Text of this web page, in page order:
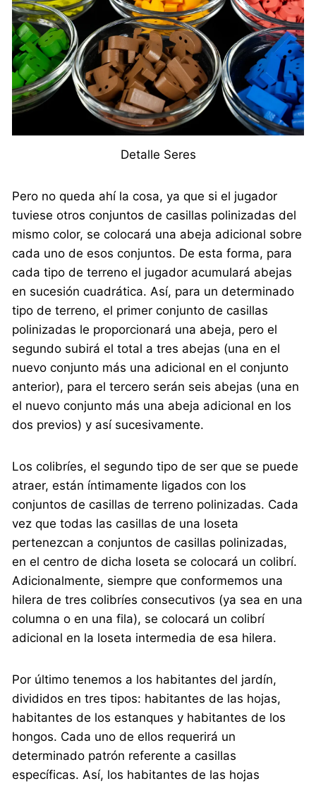
Detalle Seres
Pero no queda ahí la cosa, ya que si el jugador
tuviese otros conjuntos de casillas polinizadas del
mismo color, se colocará una abeja adicional sobre
cada uno de esos conjuntos. De esta forma, para
cada tipo de terreno el jugador acumulará abejas
en sucesión cuadrática. Así, para un determinado
tipo de terreno, el primer conjunto de casillas
polinizadas le proporcionará una abeja, pero el
segundo subirá el total a tres abejas (una en el
nuevo conjunto más una adicional en el conjunto
anterior), para el tercero serán seis abejas (una en
el nuevo conjunto más una abeja adicional en los
dos previos) y así sucesivamente.
Los colibríes, el segundo tipo de ser que se puede
atraer, están íntimamente ligados con los
conjuntos de casillas de terreno polinizadas. Cada
vez que todas las casillas de una loseta
pertenezcan a conjuntos de casillas polinizadas,
en el centro de dicha loseta se colocará un colibrí.
Adicionalmente, siempre que conformemos una
hilera de tres colibríes consecutivos (ya sea en una
columna o en una fila), se colocará un colibrí
adicional en la loseta intermedia de esa hilera.
Por último tenemos a los habitantes del jardín,
divididos en tres tipos: habitantes de las hojas,
habitantes de los estanques y habitantes de los
hongos. Cada uno de ellos requerirá un
determinado patrón referente a casillas
específicas. Así, los habitantes de las hojas